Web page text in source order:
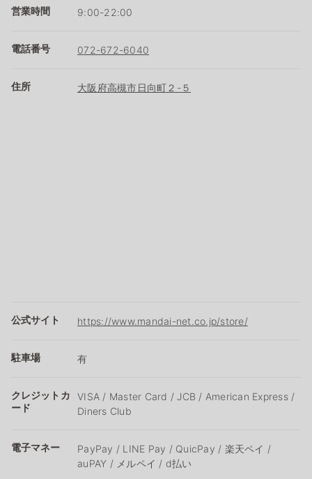
営業時間 9:00-22:00
電話番号 072-672-6040
住所 大阪府高槻市日向町２-５
公式サイト https://www.mandai-net.co.jp/store/
駐車場 有
クレジットカ
ード
VISA / Master Card / JCB / American Express /
Diners Club
電子マネー
PayPay / LINE Pay / QuicPay / 楽天ペイ /
auPAY / メルペイ / d払い